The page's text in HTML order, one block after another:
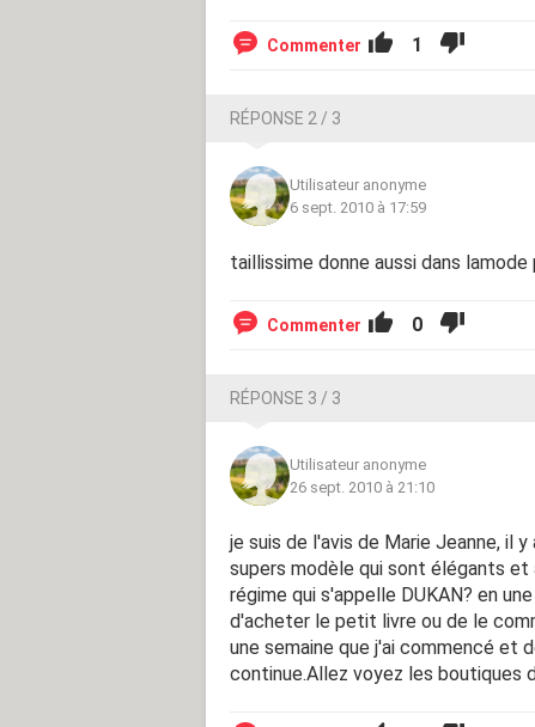
Commenter 1
RÉPONSE 2 / 3
Utilisateur anonyme
6 sept. 2010 à 17:59
taillissime donne aussi dans
Commenter 0
RÉPONSE 3 / 3
Utilisateur anonyme
26 sept. 2010 à 21:10
je suis de l'avis de Marie Jeanne, il
supers modèle qui sont élégants et
régime qui s'appelle DUKAN? en
d'acheter le petit livre ou de le
une semaine que j'ai commencé et
continue.Allez voyez les boutiques